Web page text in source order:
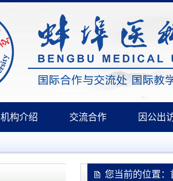
机构介绍 交流合作 因公出
您当前的位置：